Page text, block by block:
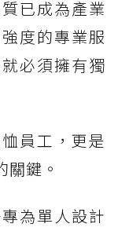
已成為產業
度的專業服
必須擁有獨
員工，更是
鍵。
為單人設計